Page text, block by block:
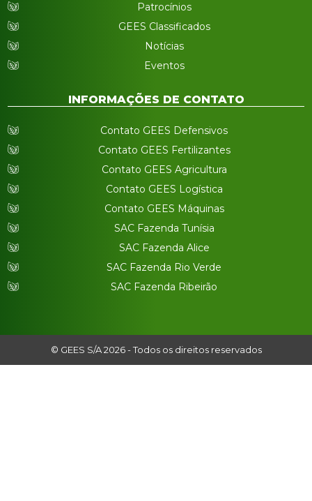
Patrocínios
GEES Classificados
Notícias
Eventos
INFORMAÇÕES DE CONTATO
Contato GEES Defensivos
Contato GEES Fertilizantes
Contato GEES Agricultura
Contato GEES Logística
Contato GEES Máquinas
SAC Fazenda Tunísia
SAC Fazenda Alice
SAC Fazenda Rio Verde
SAC Fazenda Ribeirão
© GEES S/A 2026 - Todos os direitos reservados